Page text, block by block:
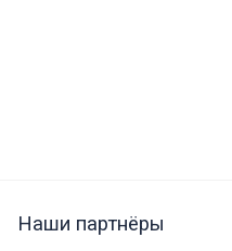
Наши партнёры